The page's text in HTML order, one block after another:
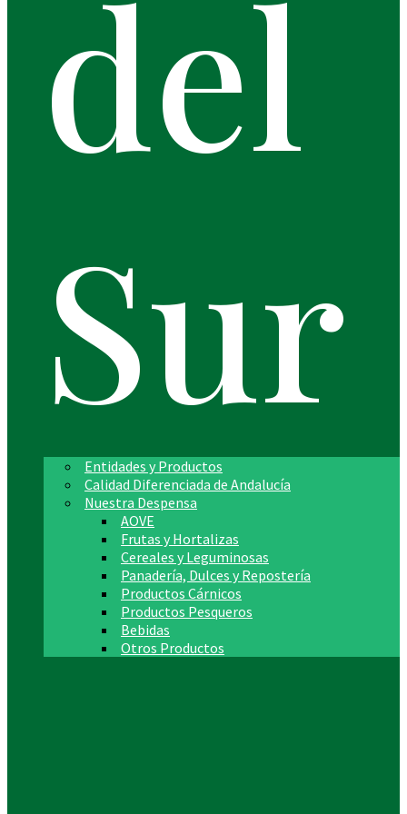
del
Sur
Entidades y Productos
Calidad Diferenciada de Andalucía
Nuestra Despensa
AOVE
Frutas y Hortalizas
Cereales y Leguminosas
Panadería, Dulces y Repostería
Productos Cárnicos
Productos Pesqueros
Bebidas
Otros Productos